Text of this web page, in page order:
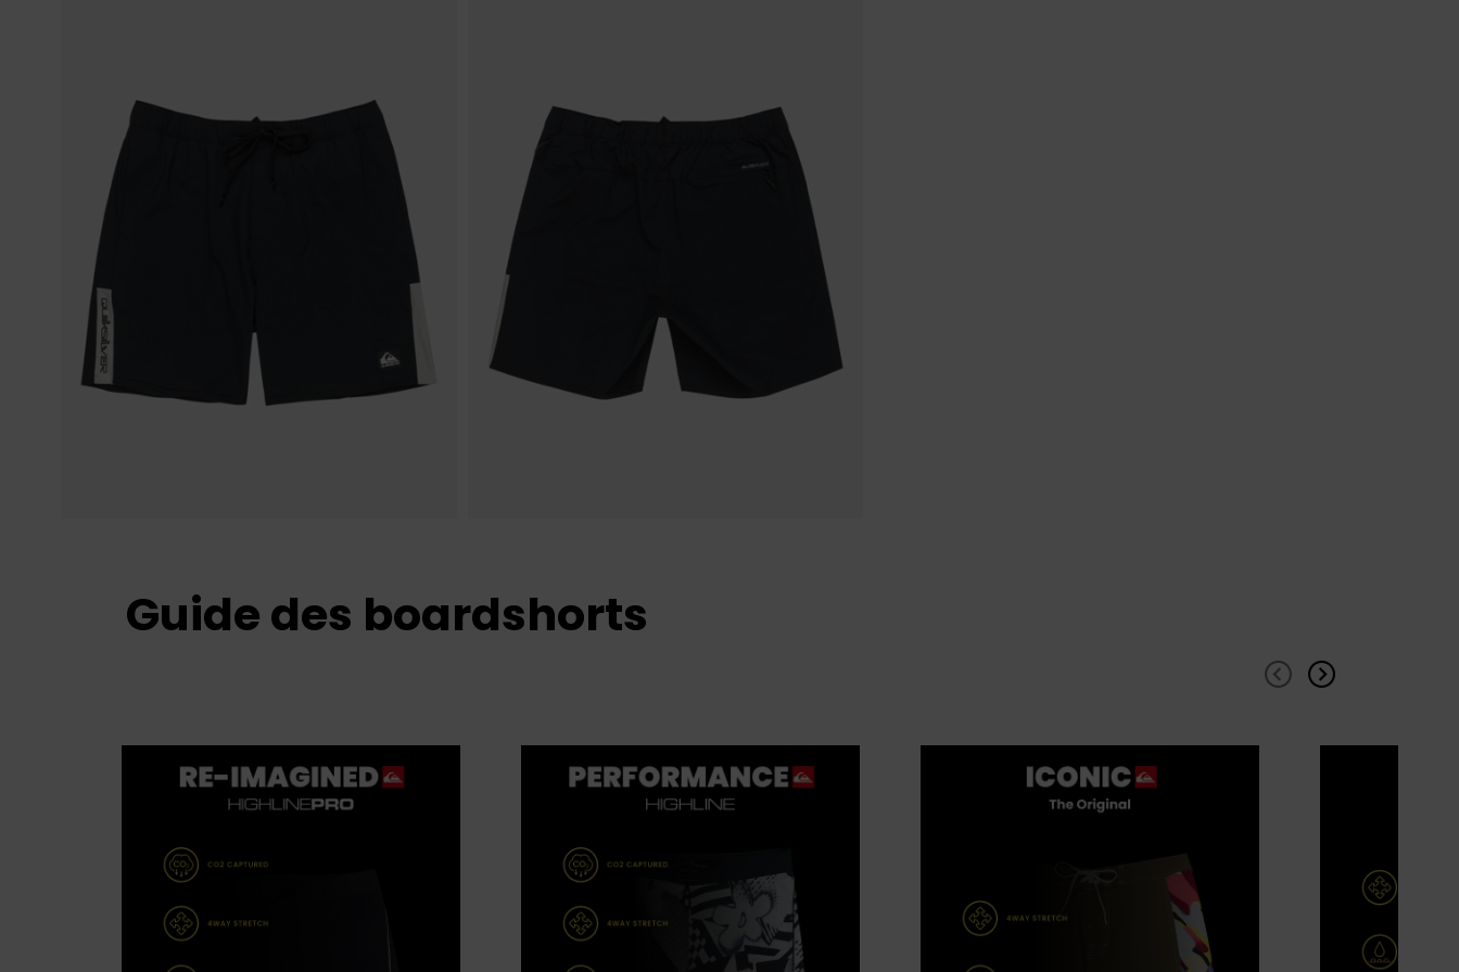
Guide des boardshorts